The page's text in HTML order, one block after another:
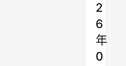
2
6
年
0